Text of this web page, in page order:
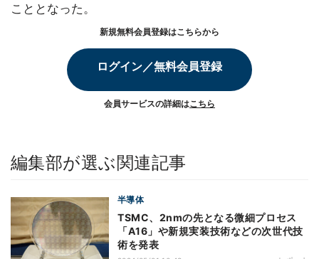
こととなった。
新規無料会員登録はこちらから
ログイン／無料会員登録
会員サービスの詳細はこちら
編集部が選ぶ関連記事
半導体
TSMC、2nmの先となる微細プロセス
「A16」や新規実装技術などの次世代技
術を発表